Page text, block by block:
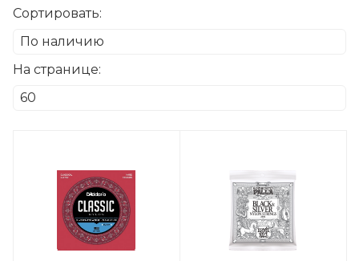
Сортировать:
На странице: